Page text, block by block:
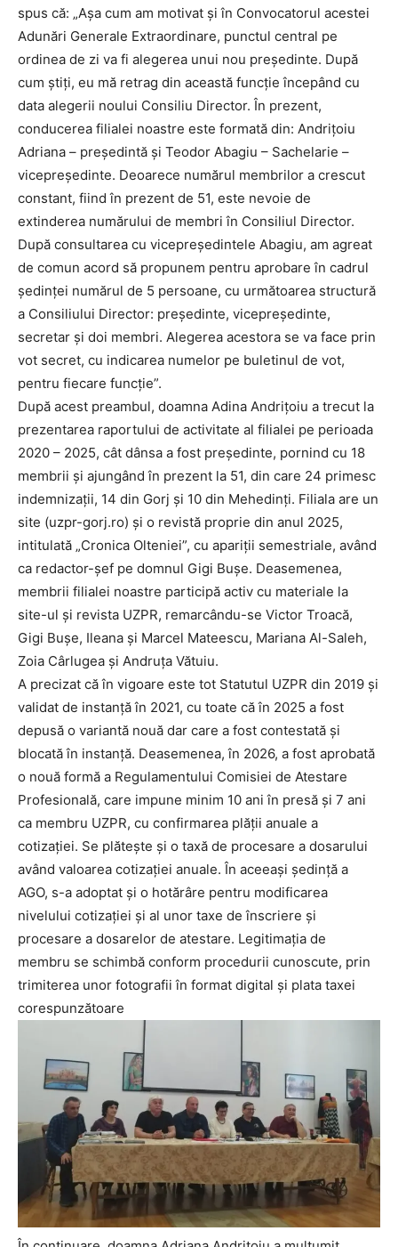
spus că: „Așa cum am motivat și în Convocatorul acestei
Adunări Generale Extraordinare, punctul central pe
ordinea de zi va fi alegerea unui nou președinte. După
cum știți, eu mă retrag din această funcție începând cu
data alegerii noului Consiliu Director. În prezent,
conducerea filialei noastre este formată din: Andrițoiu
Adriana – președintă și Teodor Abagiu – Sachelarie –
vicepreședinte. Deoarece numărul membrilor a crescut
constant, fiind în prezent de 51, este nevoie de
extinderea numărului de membri în Consiliul Director.
După consultarea cu vicepreședintele Abagiu, am agreat
de comun acord să propunem pentru aprobare în cadrul
ședinței numărul de 5 persoane, cu următoarea structură
a Consiliului Director: președinte, vicepreședinte,
secretar și doi membri. Alegerea acestora se va face prin
vot secret, cu indicarea numelor pe buletinul de vot,
pentru fiecare funcție”.
După acest preambul, doamna Adina Andrițoiu a trecut la
prezentarea raportului de activitate al filialei pe perioada
2020 – 2025, cât dânsa a fost președinte, pornind cu 18
membrii și ajungând în prezent la 51, din care 24 primesc
indemnizații, 14 din Gorj și 10 din Mehedinți. Filiala are un
site (uzpr-gorj.ro) și o revistă proprie din anul 2025,
intitulată „Cronica Olteniei”, cu apariții semestriale, având
ca redactor-șef pe domnul Gigi Bușe. Deasemenea,
membrii filialei noastre participă activ cu materiale la
site-ul și revista UZPR, remarcându-se Victor Troacă,
Gigi Bușe, Ileana și Marcel Mateescu, Mariana Al-Saleh,
Zoia Cârlugea și Andruța Vătuiu.
A precizat că în vigoare este tot Statutul UZPR din 2019 și
validat de instanță în 2021, cu toate că în 2025 a fost
depusă o variantă nouă dar care a fost contestată și
blocată în instanță. Deasemenea, în 2026, a fost aprobată
o nouă formă a Regulamentului Comisiei de Atestare
Profesională, care impune minim 10 ani în presă și 7 ani
ca membru UZPR, cu confirmarea plății anuale a
cotizației. Se plătește și o taxă de procesare a dosarului
având valoarea cotizației anuale. În aceeași ședință a
AGO, s-a adoptat și o hotărâre pentru modificarea
nivelului cotizației și al unor taxe de înscriere și
procesare a dosarelor de atestare. Legitimația de
membru se schimbă conform procedurii cunoscute, prin
trimiterea unor fotografii în format digital și plata taxei
corespunzătoare